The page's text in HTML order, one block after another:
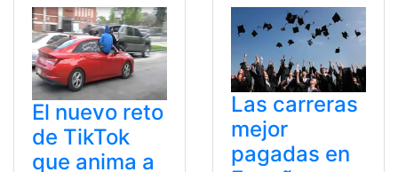
El nuevo reto
de TikTok
que anima a
Las carreras
mejor
pagadas en